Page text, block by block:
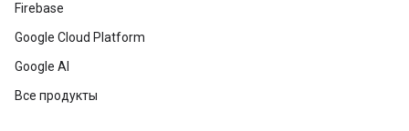
Firebase
Google Cloud Platform
Google AI
Все продукты